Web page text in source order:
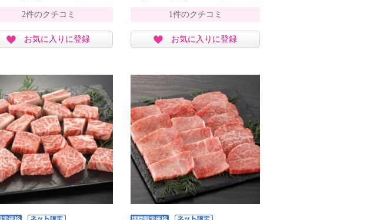
2件のクチコミ
お気に入りに登録
1件のクチコミ
お気に入りに登録